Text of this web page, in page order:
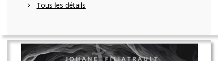
Tous les détails